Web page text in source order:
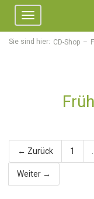
Toggle
navigation
Sie sind hier: CD-Shop
← Zurück 1
Weiter →